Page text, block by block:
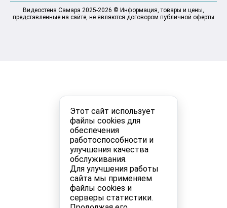
Этот сайт использует
файлы cookies для
обеспечения
работоспособности и
улучшения качества
обслуживания.
Для улучшения работы
сайта мы применяем
файлы cookies и
серверы статистики.
Видеостена Самара 2025-2026 © Информация, товары и цены,
представленные на сайте, не являются договором публичной оферты